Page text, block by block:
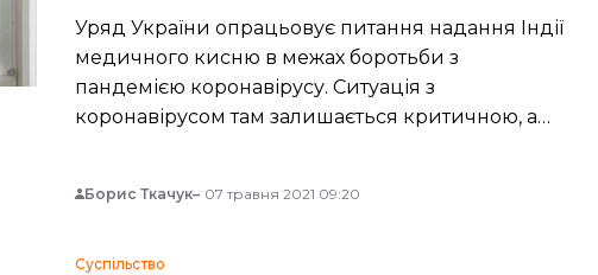
Уряд України опрацьовує питання надання Індії
медичного кисню в межах боротьби з
пандемією коронавірусу. Ситуація з
коронавірусом там залишається критичною, а
Борис Ткачук 07 травня 2021 09:20
Суспільство